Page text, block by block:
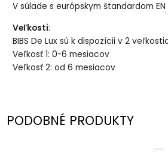
V súlade s európskym štandardom EN
Veľkosti:
BIBS De Lux sú k dispozícii v 2
Veľkosť 1: 0-6 mesiacov
Veľkosť 2: od 6 mesiacov
PODOBNÉ PRODUKTY